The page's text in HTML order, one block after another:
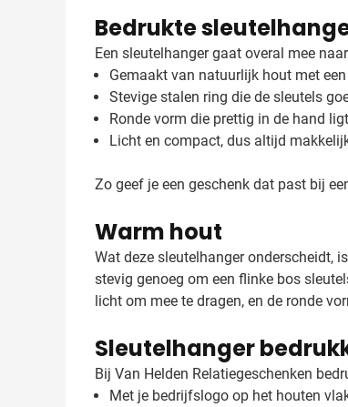
Bedrukte
Een sleutelhanger gaat overal mee
Gemaakt van natuurlijk hout met
Stevige stalen ring die de sleutels
Ronde vorm die prettig in de hand ligt
Licht en compact, dus altijd
Zo geef je een geschenk dat past bij
Warm hout
Wat deze sleutelhanger onderscheidt,
stevig genoeg om een flinke bos
licht om mee te dragen, en de ronde
Sleutelhanger
Bij Van Helden Relatiegeschenken
Met je bedrijfslogo op het houten